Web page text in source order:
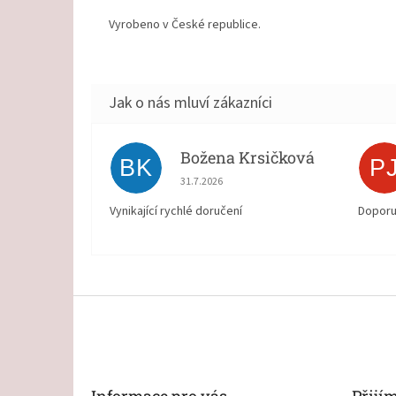
Vyrobeno v České republice.
BK Božena Krsičková
Hodnocení obchodu je 5 z 5 hvězdiček.
31.7.2026
Vynikající rychlé doručení
PJ